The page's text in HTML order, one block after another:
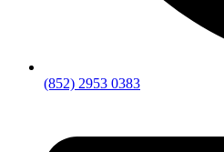
(852) 2953 0383